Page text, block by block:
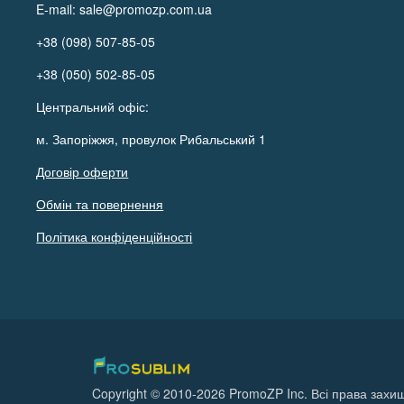
E-mail:sale@promozp.com.ua
+38 (098) 507-85-05
+38 (050) 502-85-05
Центральний офіс:
м. Запоріжжя, провулок Рибальський 1
Договір оферти
Обмін та повернення
Політика конфіденційності
Copyright © 2010-2026 PromoZP Inc. Всі права